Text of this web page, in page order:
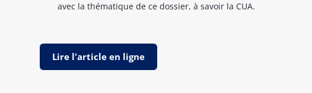
avec la thématique de ce dossier, à savoir la CUA.
Lire l'article en ligne